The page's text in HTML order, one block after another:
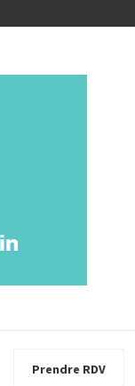
Prendre RDV